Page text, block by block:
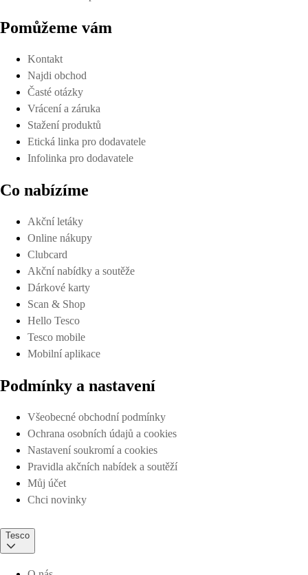
Pomůžeme vám
Kontakt
Najdi obchod
Časté otázky
Vrácení a záruka
Stažení produktů
Etická linka pro dodavatele
Infolinka pro dodavatele
Co nabízíme
Akční letáky
Online nákupy
Clubcard
Akční nabídky a soutěže
Dárkové karty
Scan & Shop
Hello Tesco
Tesco mobile
Mobilní aplikace
Podmínky a nastavení
Všeobecné obchodní podmínky
Ochrana osobních údajů a cookies
Nastavení soukromí a cookies
Pravidla akčních nabídek a soutěží
Můj účet
Chci novinky
Tesco